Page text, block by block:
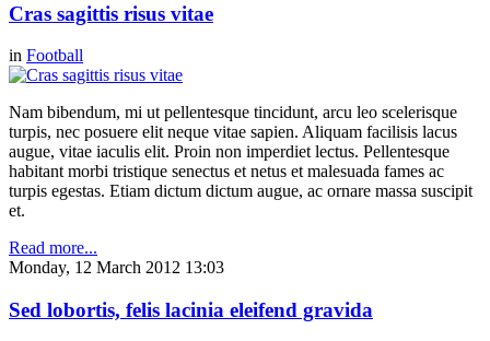
Cras sagittis risus vitae
in Football
Nam bibendum, mi ut pellentesque tincidunt, arcu leo scelerisque
turpis, nec posuere elit neque vitae sapien. Aliquam facilisis lacus
augue, vitae iaculis elit. Proin non imperdiet lectus. Pellentesque
habitant morbi tristique senectus et netus et malesuada fames ac
turpis egestas. Etiam dictum dictum augue, ac ornare massa suscipit
et.
Read more...
Monday, 12 March 2012 13:03
Sed lobortis, felis lacinia eleifend gravida